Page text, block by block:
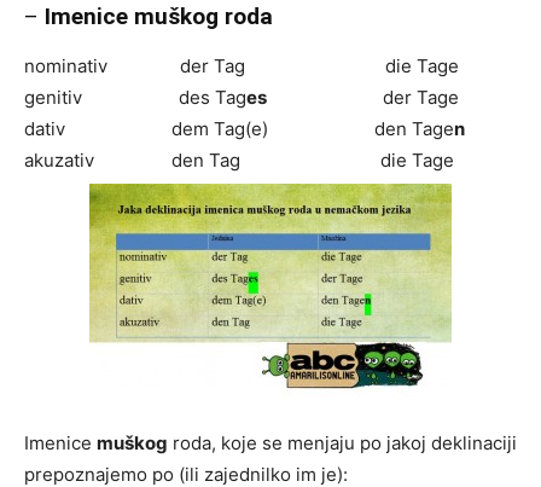
– Imenice muškog roda
nominativ der Tag die Tage
genitiv des Tages der Tage
dativ dem Tag(e) den Tagen
akuzativ den Tag die Tage
Imenice muškog roda, koje se menjaju po jakoj deklinaciji
prepoznajemo po (ili zajednilko im je):